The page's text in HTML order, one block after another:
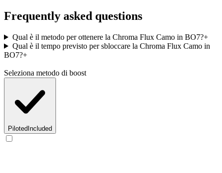
Frequently asked questions
Qual è il metodo per ottenere la Chroma Flux Camo in BO7?+
Qual è il tempo previsto per sbloccare la Chroma Flux Camo in
BO7?+
Seleziona metodo di boost
Piloted Included